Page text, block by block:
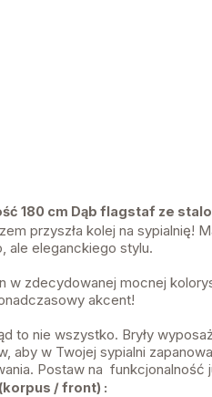
180 cm Dąb flagstaf ze
przyszła kolej na sypialnię!
ale eleganckiego stylu.
w zdecydowanej mocnej
akcent!
to nie wszystko. Bryły
aby w Twojej sypialni
Postaw na funkcjonalność
/ front) :